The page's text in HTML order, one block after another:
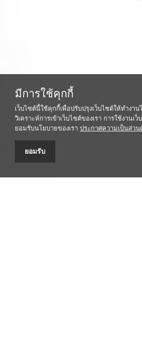
มีการใช้คุกกี้
เว็บไซต์นี้ใช้คุกกี้เพื่อปรับปรุงเว็บไซต์ให้ทำงาน
วิเคราะห์การเข้าเว็บไซต์ของเรา การใช้งานเ
ยอมรับนโยบายของเรา ประกาศความเป็นส่วน
ยอมรับ